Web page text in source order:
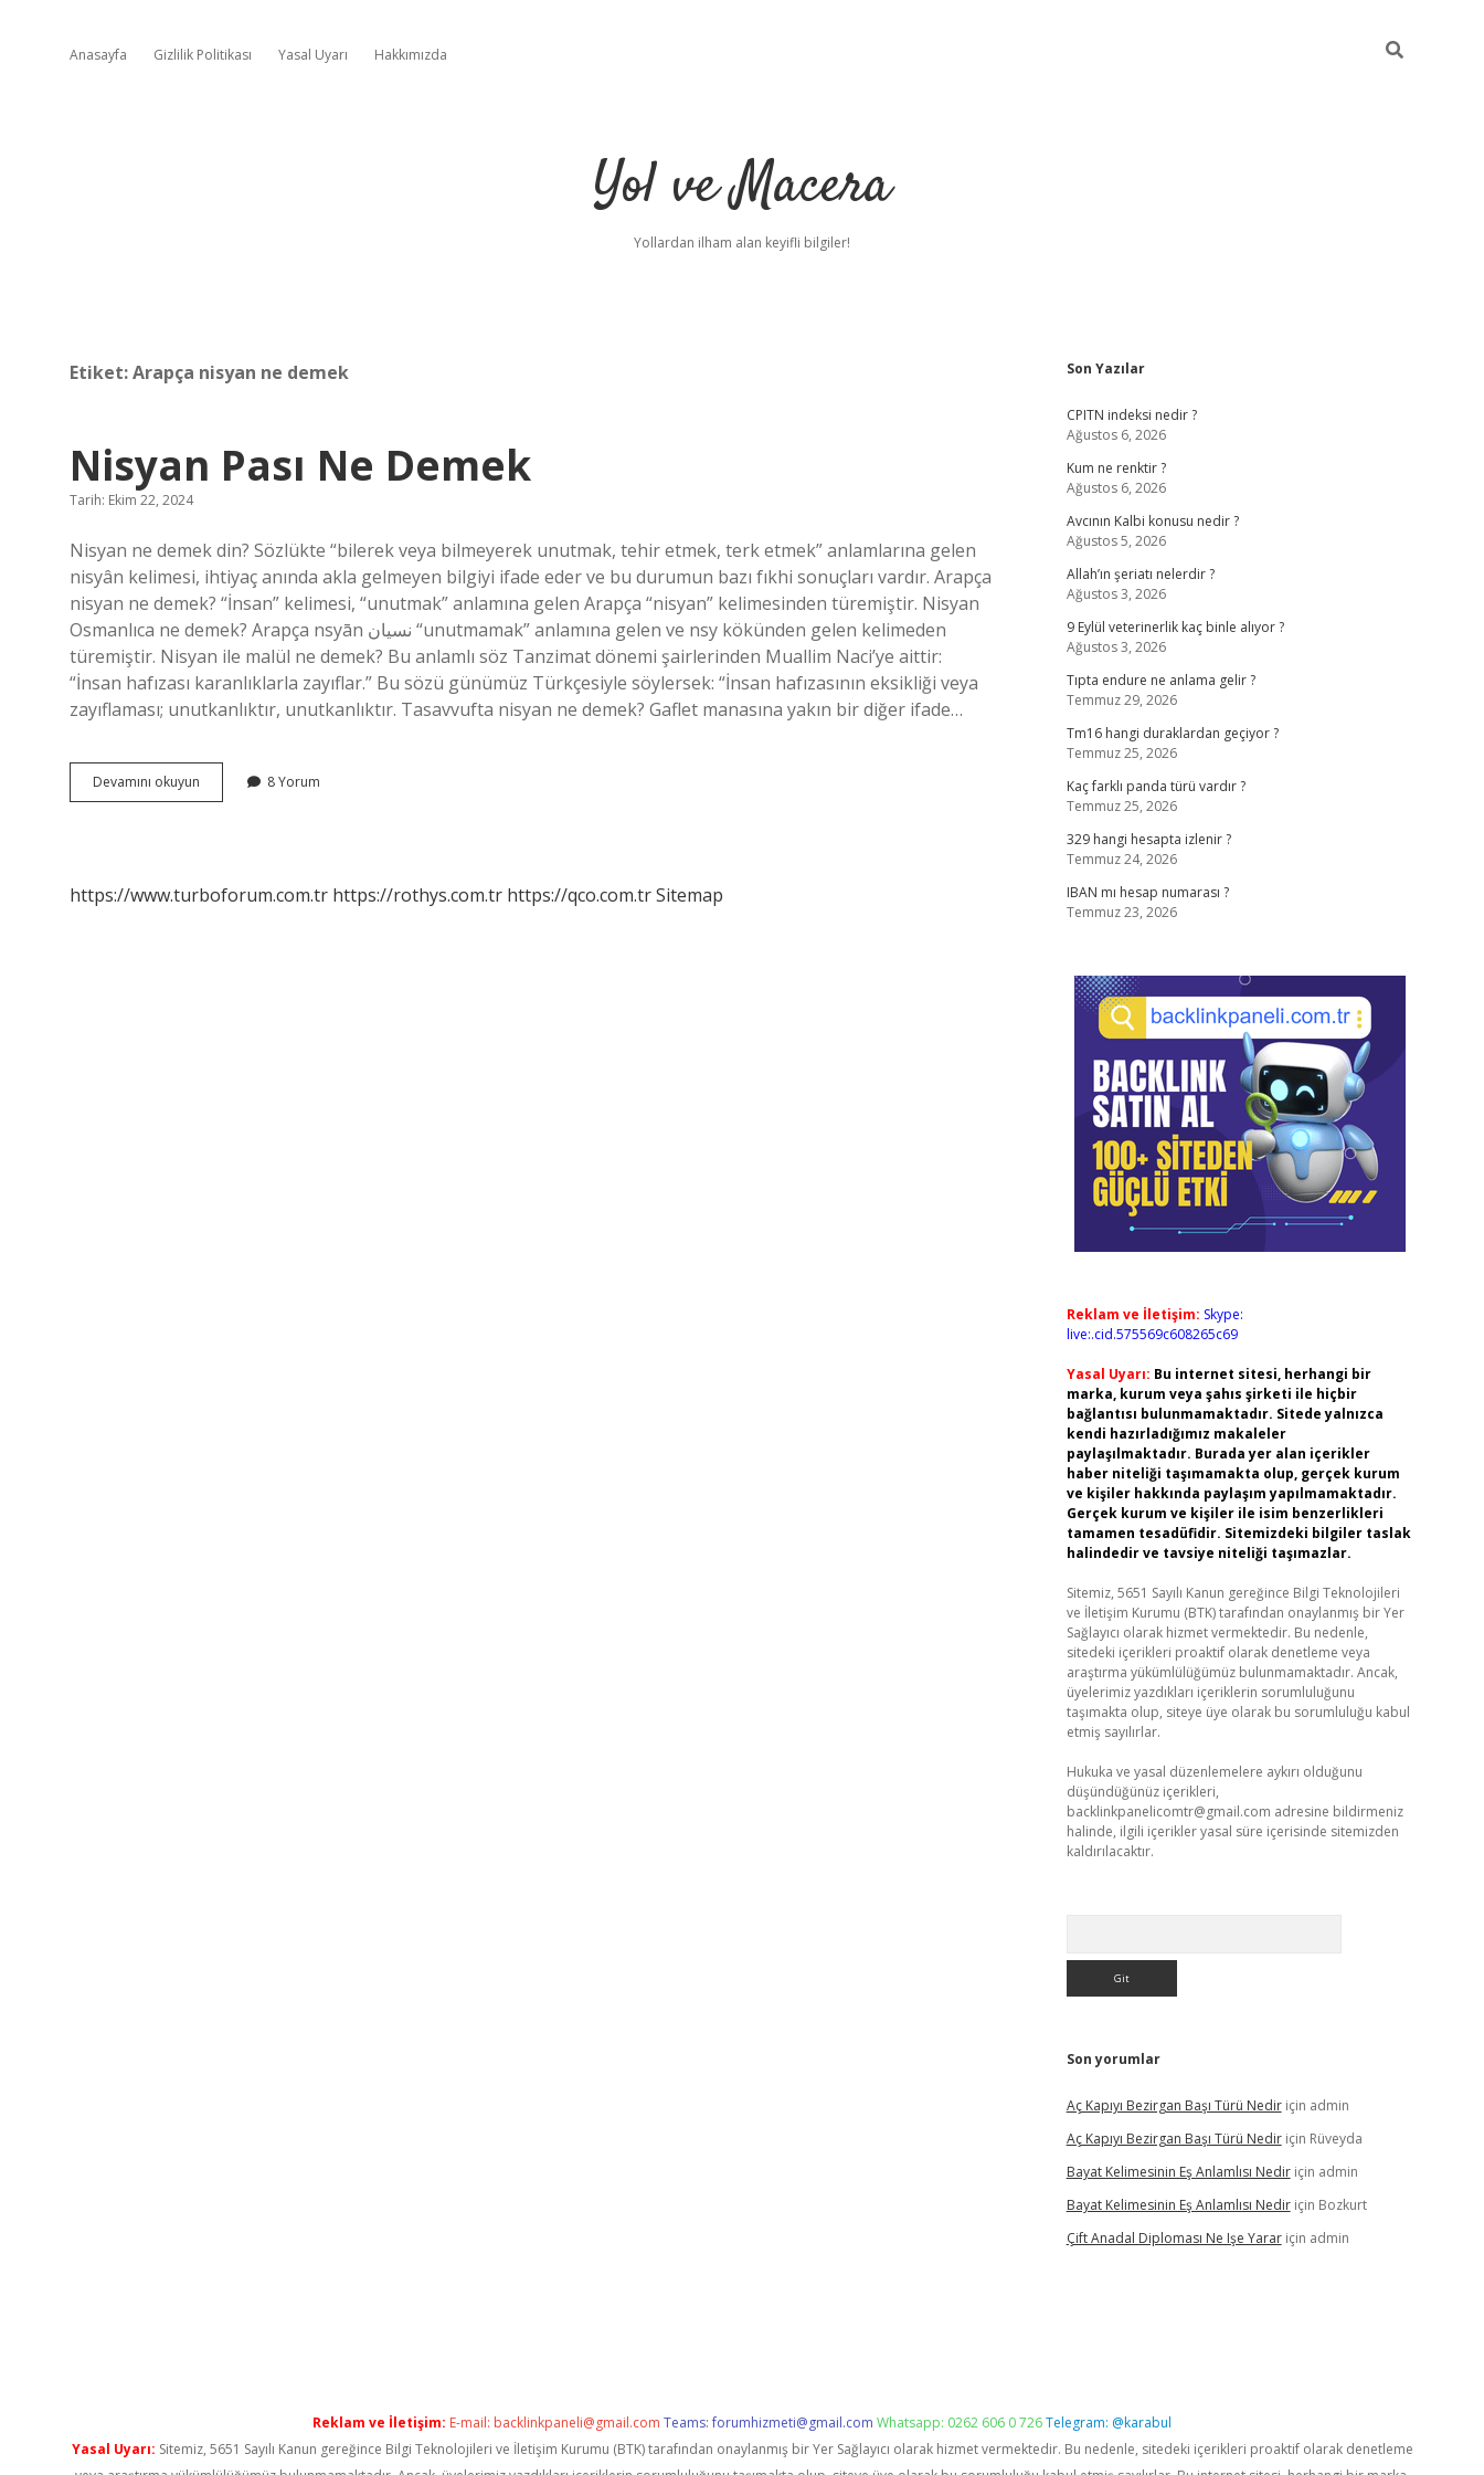
Anasayfa Gizlilik Politikası Yasal Uyarı Hakkımızda
Yol ve Macera
Yollardan ilham alan keyifli bilgiler!
Etiket:Arapça nisyan ne demek
Nisyan Pası Ne Demek
Tarih: Ekim 22, 2024
Nisyan ne demek din? Sözlükte “bilerek veya bilmeyerek unutmak, tehir etmek, terk etmek” anlamlarına gelen
nisyân kelimesi, ihtiyaç anında akla gelmeyen bilgiyi ifade eder ve bu durumun bazı fıkhi sonuçları vardır. Arapça
nisyan ne demek? “İnsan” kelimesi, “unutmak” anlamına gelen Arapça “nisyan” kelimesinden türemiştir. Nisyan
Osmanlıca ne demek? Arapça nsyān نسيان “unutmamak” anlamına gelen ve nsy kökünden gelen kelimeden
türemiştir. Nisyan ile malül ne demek? Bu anlamlı söz Tanzimat dönemi şairlerinden Muallim Naci’ye aittir:
“İnsan hafızası karanlıklarla zayıflar.” Bu sözü günümüz Türkçesiyle söylersek: “İnsan hafızasının eksikliği veya
zayıflaması; unutkanlıktır, unutkanlıktır. Tasavvufta nisyan ne demek? Gaflet manasına yakın bir diğer ifade…
Devamını okuyun
Pası
8 Yorum
https://www.turboforum.com.tr https://rothys.com.tr https://qco.com.trSitemap
Sidebar
Son Yazılar
CPITN indeksi nedir ?
Ağustos 6, 2026
Kum ne renktir ?
Ağustos 6, 2026
Avcının Kalbi konusu nedir ?
Ağustos 5, 2026
Allah’ın şeriatı nelerdir ?
Ağustos 3, 2026
9 Eylül veterinerlik kaç binle alıyor ?
Ağustos 3, 2026
Tıpta endure ne anlama gelir ?
Temmuz 29, 2026
Tm16 hangi duraklardan geçiyor ?
Temmuz 25, 2026
Kaç farklı panda türü vardır ?
Temmuz 25, 2026
329 hangi hesapta izlenir ?
Temmuz 24, 2026
IBAN mı hesap numarası ?
Temmuz 23, 2026
Reklam ve İletişim: Skype:
live:.cid.575569c608265c69
Yasal Uyarı: Bu internet sitesi, herhangi bir
marka, kurum veya şahıs şirketi ile hiçbir
bağlantısı bulunmamaktadır. Sitede yalnızca
kendi hazırladığımız makaleler
paylaşılmaktadır. Burada yer alan içerikler
haber niteliği taşımamakta olup, gerçek kurum
ve kişiler hakkında paylaşım yapılmamaktadır.
Gerçek kurum ve kişiler ile isim benzerlikleri
tamamen tesadüfidir. Sitemizdeki bilgiler taslak
halindedir ve tavsiye niteliği taşımazlar.
Sitemiz, 5651 Sayılı Kanun gereğince Bilgi Teknolojileri
ve İletişim Kurumu (BTK) tarafından onaylanmış bir Yer
Sağlayıcı olarak hizmet vermektedir. Bu nedenle,
sitedeki içerikleri proaktif olarak denetleme veya
araştırma yükümlülüğümüz bulunmamaktadır. Ancak,
üyelerimiz yazdıkları içeriklerin sorumluluğunu
taşımakta olup, siteye üye olarak bu sorumluluğu kabul
etmiş sayılırlar.
Hukuka ve yasal düzenlemelere aykırı olduğunu
düşündüğünüz içerikleri,
backlinkpanelicomtr@gmail.com adresine bildirmeniz
halinde, ilgili içerikler yasal süre içerisinde sitemizden
kaldırılacaktır.
Son yorumlar
Aç Kapıyı Bezirgan Başı Türü Nediriçin admin
Aç Kapıyı Bezirgan Başı Türü Nediriçin Rüveyda
Bayat Kelimesinin Eş Anlamlısı Nediriçin admin
Bayat Kelimesinin Eş Anlamlısı Nediriçin Bozkurt
Çift Anadal Diploması Ne Işe Yarariçin admin
Reklam ve İletişim: E-mail: backlinkpaneli@gmail.com Teams:forumhizmeti@gmail.com Whatsapp: 0262 606 0 726Telegram: @karabul
Yasal Uyarı: Sitemiz, 5651 Sayılı Kanun gereğince Bilgi Teknolojileri ve İletişim Kurumu (BTK) tarafından onaylanmış bir Yer Sağlayıcı olarak hizmet vermektedir. Bu nedenle, sitedeki içerikleri proaktif olarak denetleme